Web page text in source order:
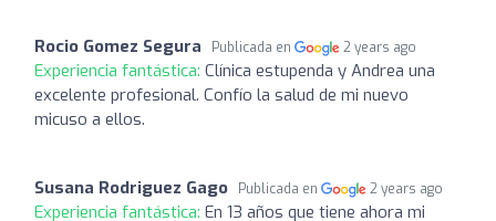
Rocio Gomez Segura Publicada en 2 years ago
Experiencia fantástica: Clínica estupenda y Andrea una
excelente profesional. Confío la salud de mi nuevo
micuso a ellos.
Susana Rodriguez Gago Publicada en 2 years ago
Experiencia fantástica: En 13 años que tiene ahora mi